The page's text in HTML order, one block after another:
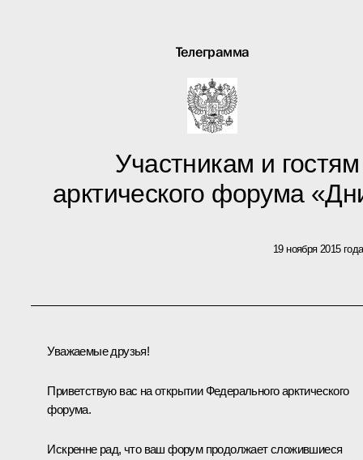
Телеграмма
Участникам и
арктического форума
19 ноября 2015 года
Уважаемые друзья!
Приветствую вас на открытии Федерального арктического
форума.
Искренне рад, что ваш форум продолжает сложившиеся